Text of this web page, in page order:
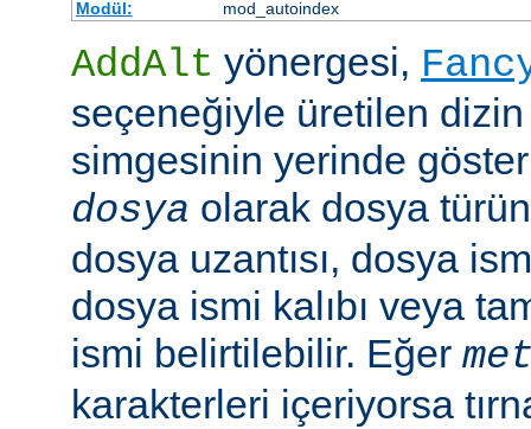
Modül: mod_autoindex
AddAlt yönergesi,
seçeneğiyle üretilen
simgesinin yerinde
dosya olarak dosya
dosya uzantısı, dosya
dosya ismi kalıbı veya
ismi belirtilebilir. Eğer
karakterleri içeriyorsa